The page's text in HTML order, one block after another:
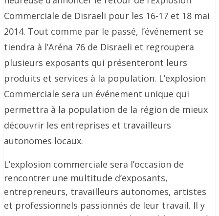
Commerciale de Disraeli pour les 16-17 et 18 mai
2014. Tout comme par le passé, l’événement se
tiendra à l’Aréna 76 de Disraeli et regroupera
plusieurs exposants qui présenteront leurs
produits et services à la population. L’explosion
Commerciale sera un événement unique qui
permettra à la population de la région de mieux
découvrir les entreprises et travailleurs
autonomes locaux.
L’explosion commerciale sera l’occasion de
rencontrer une multitude d’exposants,
entrepreneurs, travailleurs autonomes, artistes
et professionnels passionnés de leur travail. Il y